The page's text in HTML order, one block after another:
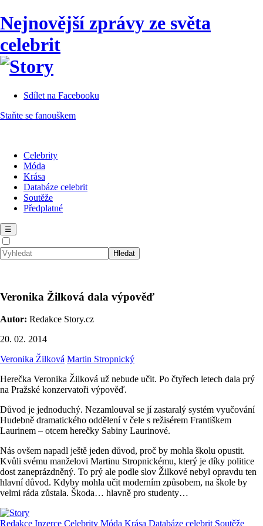
Nejnovější zprávy ze světa
celebrit
Sdílet na Facebooku
Staňte se fanouškem
Celebrity
Móda
Krása
Databáze celebrit
Soutěže
Předplatné
☰
Veronika Žilková dala výpověď
Autor: Redakce Story.cz
20. 02. 2014
Veronika Žilková Martin Stropnický
Herečka Veronika Žilková už nebude učit. Po čtyřech letech dala prý
na Pražské konzervatoři výpověď.
Důvod je jednoduchý. Nezamlouval se jí zastaralý systém vyučování
Hudebně dramatického oddělení v čele s režisérem Františkem
Laurinem – otcem herečky Sabiny Laurinové.
Nás ovšem napadl ještě jeden důvod, proč by mohla školu opustit.
Kvůli svému manželovi Martinu Stropnickému, který je díky politice
dost zaneprázdněný. To prý ale podle slov Žilkové nebyl opravdu ten
hlavní důvod. Kdyby mohla učit moderním způsobem, na škole by
velmi ráda zůstala. Škoda… hlavně pro studenty…
Redakce Inzerce Celebrity Móda Krása Databáze celebrit Soutěže